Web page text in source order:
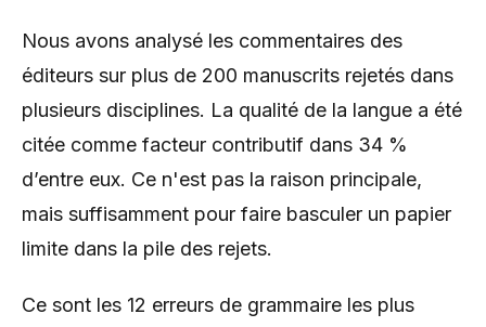
Nous avons analysé les commentaires des
éditeurs sur plus de 200 manuscrits rejetés dans
plusieurs disciplines. La qualité de la langue a été
citée comme facteur contributif dans 34 %
d’entre eux. Ce n'est pas la raison principale,
mais suffisamment pour faire basculer un papier
limite dans la pile des rejets.
Ce sont les 12 erreurs de grammaire les plus